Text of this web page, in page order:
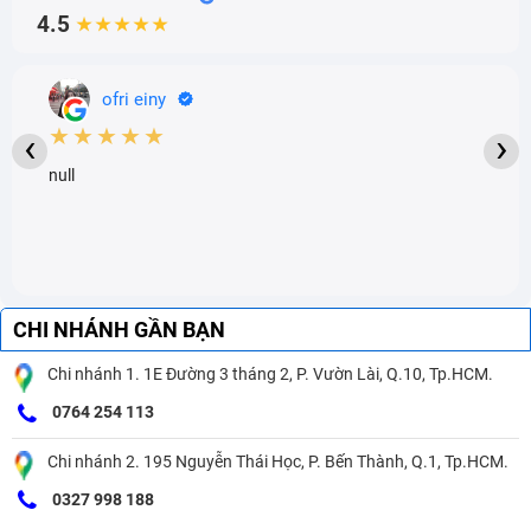
4.5 ★★★★★
ofri einy
★★★★★
null
‹ ›
CHI NHÁNH GẦN BẠN
Chi nhánh 1. 1E Đường 3 tháng 2, P. Vườn Lài, Q.10, Tp.HCM.
0764 254 113
Chi nhánh 2. 195 Nguyễn Thái Học, P. Bến Thành, Q.1, Tp.HCM.
0327 998 188